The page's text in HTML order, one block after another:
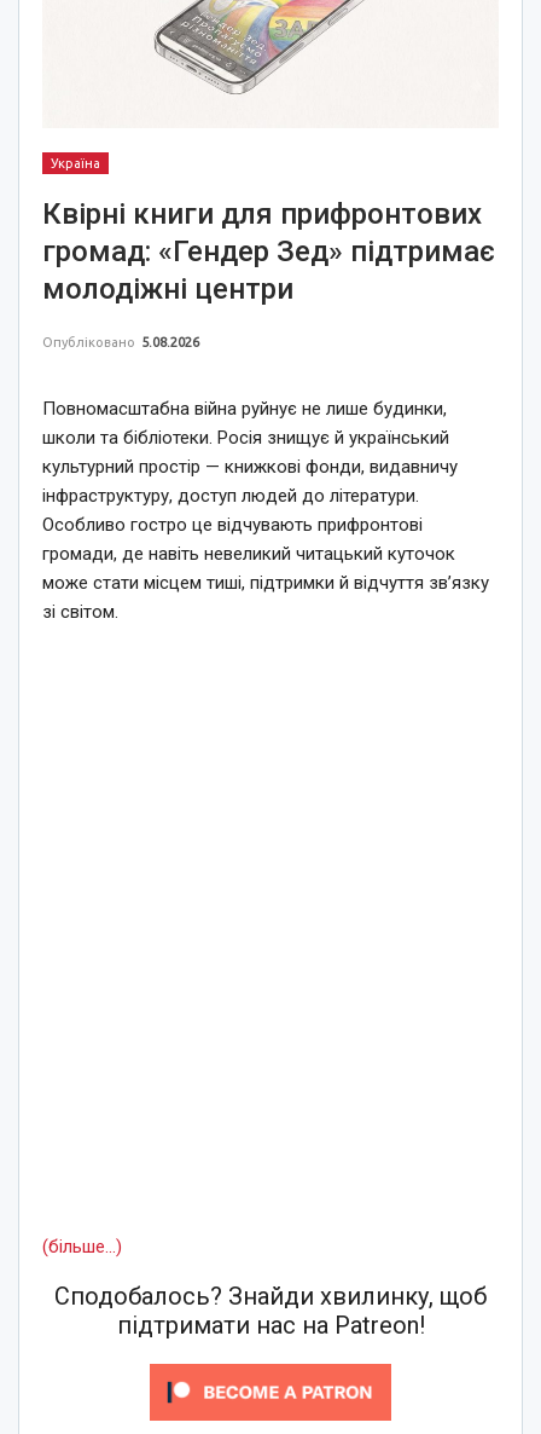
Україна
Квірні книги для прифронтових
громад: «Гендер Зед» підтримає
молодіжні центри
Опубліковано 5.08.2026
Повномасштабна війна руйнує не лише будинки,
школи та бібліотеки. Росія знищує й український
культурний простір — книжкові фонди, видавничу
інфраструктуру, доступ людей до літератури.
Особливо гостро це відчувають прифронтові
громади, де навіть невеликий читацький куточок
може стати місцем тиші, підтримки й відчуття зв’язку
зі світом.
(більше…)
Сподобалось? Знайди хвилинку, щоб
підтримати нас на Patreon!